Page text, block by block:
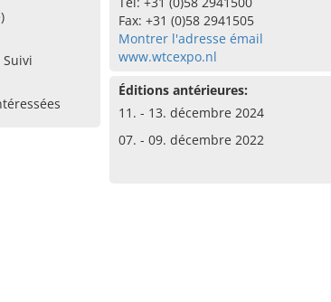
Fax: +31 (0)58 2941505
Montrer l'adresse émail
www.wtcexpo.nl
Éditions antérieures:
11. - 13. décembre 2024
07. - 09. décembre 2022